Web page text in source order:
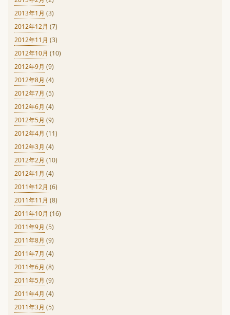
2013年1月 (3)
2012年12月 (7)
2012年11月 (3)
2012年10月 (10)
2012年9月 (9)
2012年8月 (4)
2012年7月 (5)
2012年6月 (4)
2012年5月 (9)
2012年4月 (11)
2012年3月 (4)
2012年2月 (10)
2012年1月 (4)
2011年12月 (6)
2011年11月 (8)
2011年10月 (16)
2011年9月 (5)
2011年8月 (9)
2011年7月 (4)
2011年6月 (8)
2011年5月 (9)
2011年4月 (4)
2011年3月 (5)